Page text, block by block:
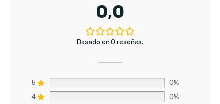
0,0
Basado en 0 reseñas.
5
0%
4
0%